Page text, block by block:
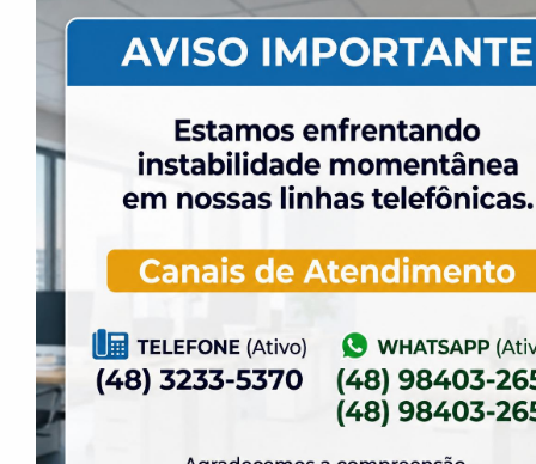
23 de julho de 2026
O Torneio de Duplas Masculinas ELASE
PróTênis 2026 está chegando.
19 de julho de 2026
Venha para o Happy Hour na ELASE.
Abertura de Reservas para os Salões de Festas
2 de julho de 2026
Venha curtir a Festa Julina da ELASE.